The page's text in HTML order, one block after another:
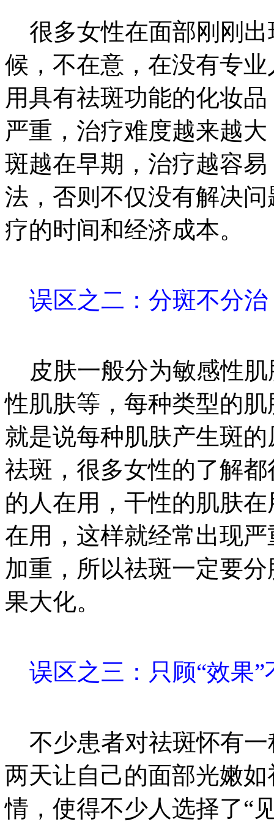
很多女性在面部刚刚出
候，不在意，在没有专
用具有祛斑功能的化妆
严重，治疗难度越来越
斑越在早期，治疗越容
法，否则不仅没有解决
疗的时间和经济成本。
误区之二：分斑不分治
皮肤一般分为敏感性肌
性肌肤等，每种类型的
就是说每种肌肤产生斑
祛斑，很多女性的了解
的人在用，干性的肌肤
在用，这样就经常出现
加重，所以祛斑一定要
果大化。
误区之三：只顾“效果”
不少患者对祛斑怀有一
两天让自己的面部光嫩
情，使得不少人选择了“